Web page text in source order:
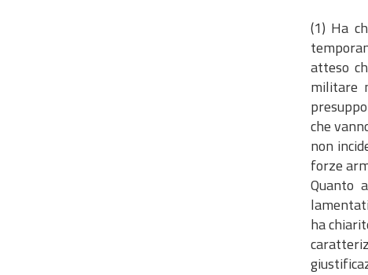
(1) Ha
atteso
militare
che
non
forze
Quanto
ha